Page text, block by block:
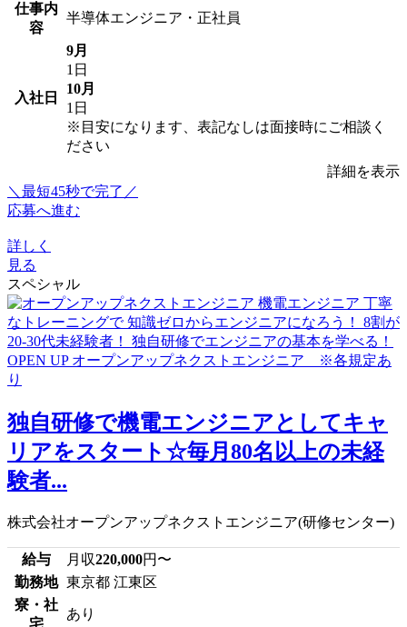
仕事内
容
半導体エンジニア・正社員
入社日
9月
1日
10月
1日
※目安になります、表記なしは面接時にご相談く
ださい
詳細を表示
＼最短45秒で完了／
応募へ進む
詳しく
見る
スペシャル
独自研修で機電エンジニアとしてキャ
リアをスタート☆毎月80名以上の未経
験者...
株式会社オープンアップネクストエンジニア(研修センター)
給与 月収220,000円〜
勤務地 東京都 江東区
寮・社
宅
あり